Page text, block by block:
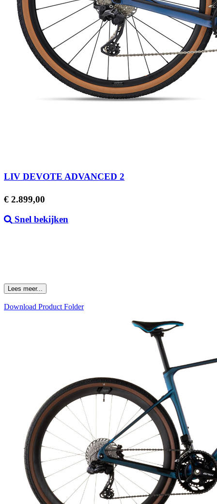
LIV DEVOTE ADVANCED 2
Prijs
€ 2.899,00
Snel bekijken
Lees meer...
Download Product Folder